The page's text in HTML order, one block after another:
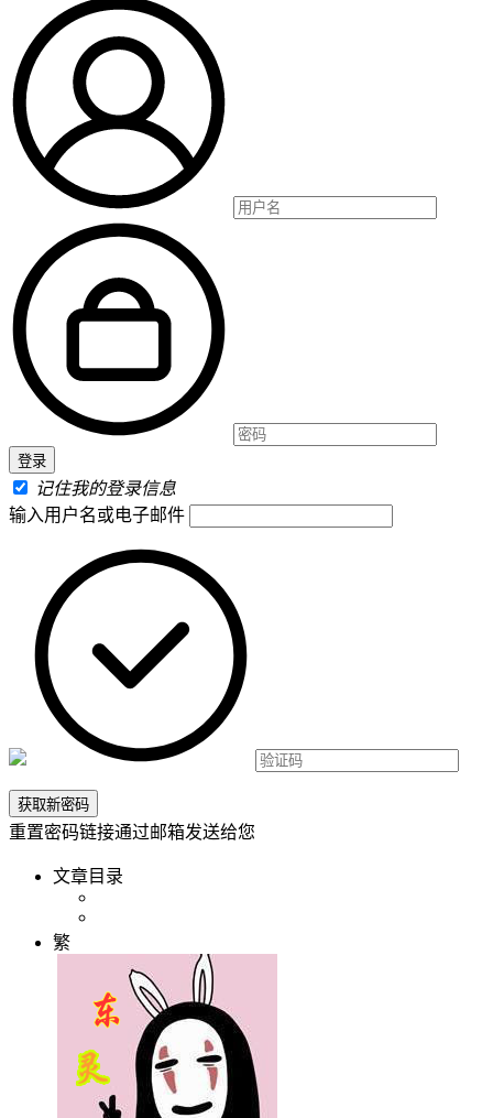
记住我的登录信息
输入用户名或电子邮件
重置密码链接通过邮箱发送给您
文章目录
繁